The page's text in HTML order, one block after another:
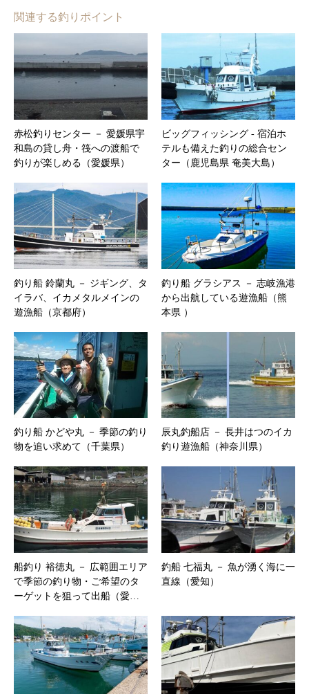
関連する釣りポイント
赤松釣りセンター － 愛媛県宇
和島の貸し舟・筏への渡船で
釣りが楽しめる（愛媛県）
ビッグフィッシング ‐ 宿泊ホ
テルも備えた釣りの総合セン
ター（鹿児島県 奄美大島）
釣り船 鈴蘭丸 － ジギング、タ
イラバ、イカメタルメインの
遊漁船（京都府）
釣り船 グラシアス － 志岐漁港
から出航している遊漁船（熊
本県 ）
釣り船 かどや丸 － 季節の釣り
物を追い求めて（千葉県）
辰丸釣船店 － 長井はつのイカ
釣り遊漁船（神奈川県）
船釣り 裕徳丸 － 広範囲エリア
で季節の釣り物・ご希望のタ
ーゲットを狙って出船（愛…
釣船 七福丸 － 魚が湧く海に一
直線（愛知）